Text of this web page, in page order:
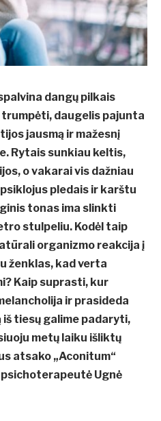
dangų pilkais
daugelis pajunta
jausmą ir mažesnį
Rytais sunkiau keltis,
o vakarai vis dažniau
pledais ir karštu
tonas ima slinkti
stulpeliu. Kodėl taip
organizmo reakcija į
ženklas, kad verta
Kaip suprasti, kur
ir prasideda
iš tiesų galime padaryti,
metų laiku išliktų
atsako „Aconitum“
Ugnė